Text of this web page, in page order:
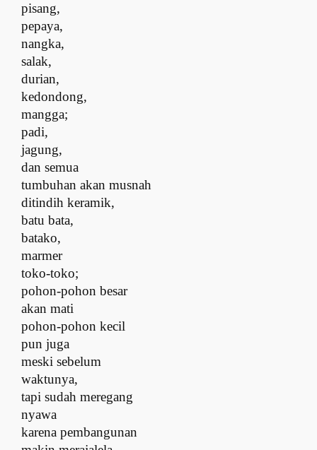
pisang,
pepaya,
nangka,
salak,
durian,
kedondong,
mangga;
padi,
jagung,
dan semua
tumbuhan akan musnah
ditindih keramik,
batu bata,
batako,
marmer
toko-toko;
pohon-pohon besar
akan mati
pohon-pohon kecil
pun juga
meski sebelum
waktunya,
tapi sudah meregang
nyawa
karena pembangunan